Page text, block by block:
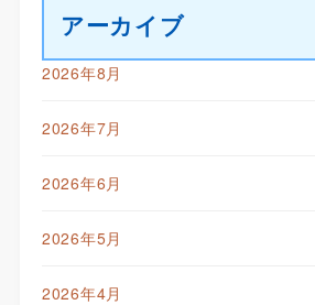
アーカイブ
2026年8月
2026年7月
2026年6月
2026年5月
2026年4月